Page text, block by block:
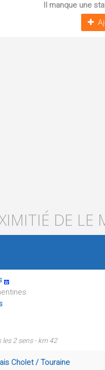
Il manque une
DE LE
les 2 sens - km 42
Cholet / Touraine